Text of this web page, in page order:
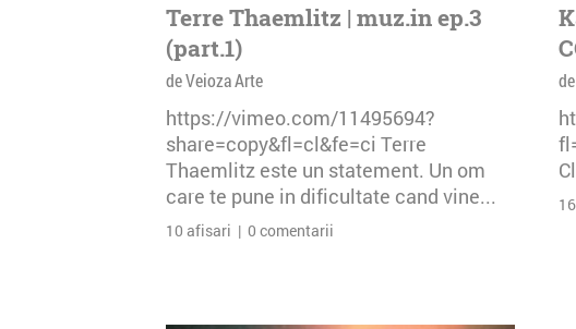
Terre Thaemlitz | muz.in ep.3
(part.1)
de Veioza Arte
https://vimeo.com/11495694?
share=copy&fl=cl&fe=ci Terre
Thaemlitz este un statement. Un om
care te pune in dificultate cand vine...
10 afisari | 0 comentarii